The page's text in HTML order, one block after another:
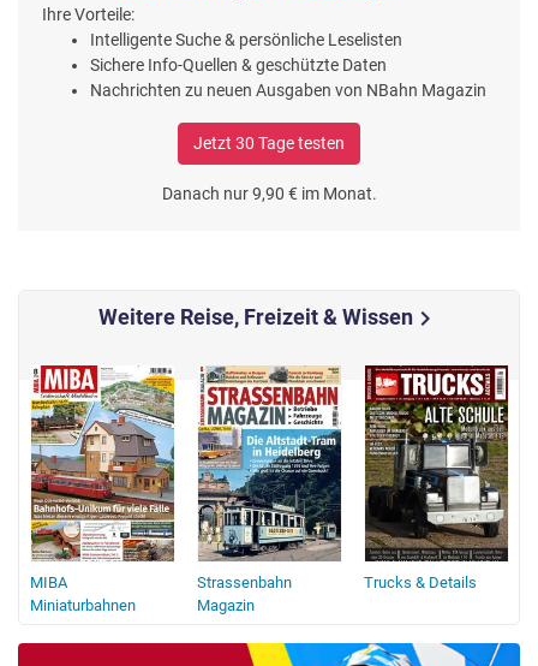
Ihre Vorteile:
Intelligente Suche & persönliche Leselisten
Sichere Info-Quellen & geschützte Daten
Nachrichten zu neuen Ausgaben von NBahn Magazin
Jetzt 30 Tage testen
Danach nur 9,90 € im Monat.
Weitere Reise, Freizeit & Wissenchevron_right
MIBA
Miniaturbahnen
Strassenbahn
Magazin
Trucks & Details